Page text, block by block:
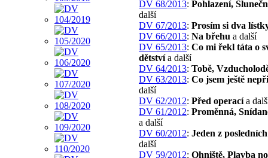
DV 68/2013: Pohlazení,
další
DV 67/2013: Prosím si dva
DV 66/2013: Na břehu a další
DV 65/2013: Co mi řekl táta o
dětstvía další
DV 64/2013: Tobě,
DV 63/2013: Co jsem ještě
další
DV 62/2012: Před operacía
DV 61/2012: Proměnná,
a další
DV 60/2012: Jeden z
další
DV 59/2012: Ohniště, Plavba